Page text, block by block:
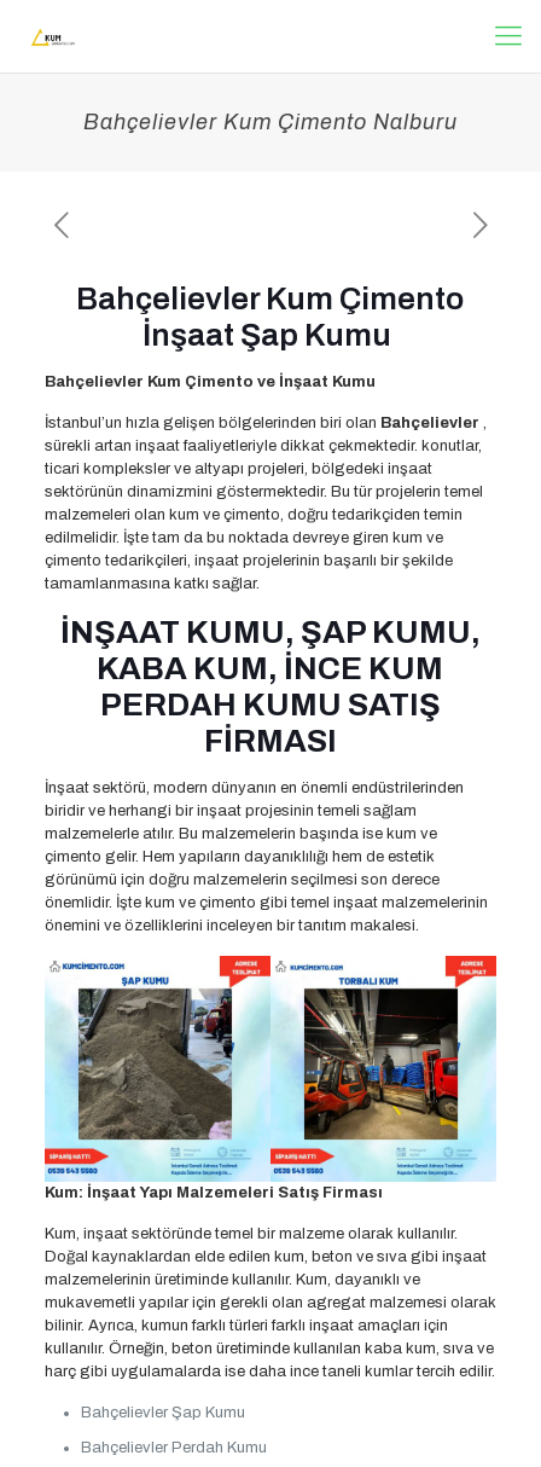
Bahçelievler Kum Çimento Nalburu
Bahçelievler Kum Çimento
İnşaat Şap Kumu
Bahçelievler Kum Çimento ve İnşaat Kumu
İstanbul’un hızla gelişen bölgelerinden biri olan Bahçelievler ,
sürekli artan inşaat faaliyetleriyle dikkat çekmektedir. konutlar,
ticari kompleksler ve altyapı projeleri, bölgedeki inşaat
sektörünün dinamizmini göstermektedir. Bu tür projelerin temel
malzemeleri olan kum ve çimento, doğru tedarikçiden temin
edilmelidir. İşte tam da bu noktada devreye giren kum ve
çimento tedarikçileri, inşaat projelerinin başarılı bir şekilde
tamamlanmasına katkı sağlar.
İNŞAAT KUMU, ŞAP KUMU,
KABA KUM, İNCE KUM
PERDAH KUMU SATIŞ
FİRMASI
İnşaat sektörü, modern dünyanın en önemli endüstrilerinden
biridir ve herhangi bir inşaat projesinin temeli sağlam
malzemelerle atılır. Bu malzemelerin başında ise kum ve
çimento gelir. Hem yapıların dayanıklılığı hem de estetik
görünümü için doğru malzemelerin seçilmesi son derece
önemlidir. İşte kum ve çimento gibi temel inşaat malzemelerinin
önemini ve özelliklerini inceleyen bir tanıtım makalesi.
Kum: İnşaat Yapı Malzemeleri Satış Firması
Kum, inşaat sektöründe temel bir malzeme olarak kullanılır.
Doğal kaynaklardan elde edilen kum, beton ve sıva gibi inşaat
malzemelerinin üretiminde kullanılır. Kum, dayanıklı ve
mukavemetli yapılar için gerekli olan agregat malzemesi olarak
bilinir. Ayrıca, kumun farklı türleri farklı inşaat amaçları için
kullanılır. Örneğin, beton üretiminde kullanılan kaba kum, sıva ve
harç gibi uygulamalarda ise daha ince taneli kumlar tercih edilir.
Bahçelievler Şap Kumu
Bahçelievler Perdah Kumu